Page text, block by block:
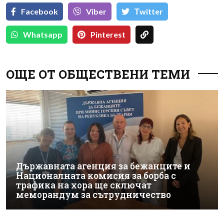
Facebook Viber Тwitter
Whatsapp Pinterest
ОЩЕ ОТ ОБЩЕСТВЕНИ ТЕМИ
Държавната агенция за бежанците и
Националната комисия за борба с
трафика на хора ще сключат
меморандум за сътрудничество